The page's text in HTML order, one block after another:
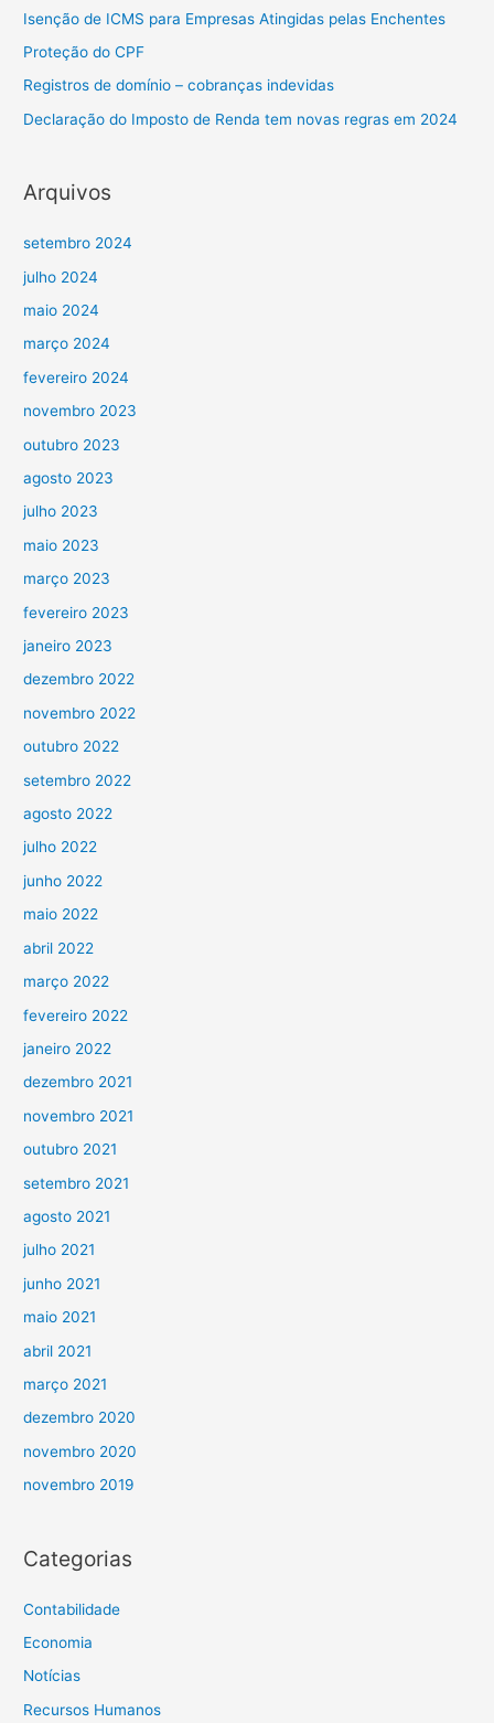
Isenção de ICMS para Empresas Atingidas pelas Enchentes
Proteção do CPF
Registros de domínio – cobranças indevidas
Declaração do Imposto de Renda tem novas regras em 2024
Arquivos
setembro 2024
julho 2024
maio 2024
março 2024
fevereiro 2024
novembro 2023
outubro 2023
agosto 2023
julho 2023
maio 2023
março 2023
fevereiro 2023
janeiro 2023
dezembro 2022
novembro 2022
outubro 2022
setembro 2022
agosto 2022
julho 2022
junho 2022
maio 2022
abril 2022
março 2022
fevereiro 2022
janeiro 2022
dezembro 2021
novembro 2021
outubro 2021
setembro 2021
agosto 2021
julho 2021
junho 2021
maio 2021
abril 2021
março 2021
dezembro 2020
novembro 2020
novembro 2019
Categorias
Contabilidade
Economia
Notícias
Recursos Humanos